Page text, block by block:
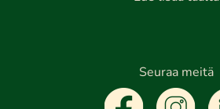
Seuraa meitä